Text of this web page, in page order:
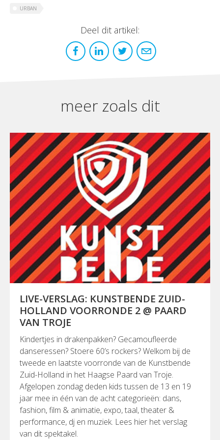
URBAN
Deel dit artikel:
meer zoals dit
LIVE-VERSLAG: KUNSTBENDE ZUID-
HOLLAND VOORRONDE 2 @ PAARD
VAN TROJE
Kindertjes in drakenpakken? Gecamoufleerde
danseressen? Stoere 60’s rockers? Welkom bij de
tweede en laatste voorronde van de Kunstbende
Zuid-Holland in het Haagse Paard van Troje.
Afgelopen zondag deden kids tussen de 13 en 19
jaar mee in één van de acht categorieën: dans,
fashion, film & animatie, expo, taal, theater &
performance, dj en muziek. Lees hier het verslag
van dit spektakel.